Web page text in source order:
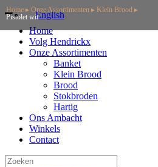
Home
Volg Hendrickx
Onze Assortimenten
Banket
Klein Brood
Brood
Stokbroden
Hartig
Ons Ambacht
Winkels
Contact
English
Home ▸ Onze Assortimenten ▸ Klein Brood ▸
Pistolet wit